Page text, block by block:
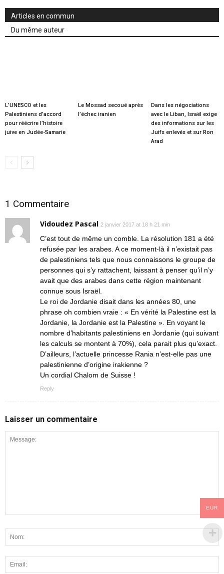
Articles en commun
Du même auteur
L’UNESCO et les
Palestiniens d’accord
pour réécrire l’histoire
juive en Judée-Samarie
Le Mossad secoué après
l’échec iranien
Dans les négociations
avec le Liban, Israël exige
des informations sur les
Juifs enlevés et sur Ron
Arad
1 Commentaire
Vidoudez Pascal 2 janvier 2017 at 18 h 21 min
C’est tout de même un comble. La résolution 181 a été
refusée par les arabes. A ce moment-là il n’existait pas
de palestiniens tels que nous connaissons le groupe de
personnes qui s’y rattachent, laissant à penser qu’il n’y
avait que des arabes dans cette région maintenant
connue sous Israël.
Le roi de Jordanie disait dans les années 80, une
phrase oh combien vraie : « En vérité la Palestine est la
Jordanie, la Jordanie est la Palestine ». En voyant le
nombre d’habitants palestiniens en Jordanie (qui suivant
les calculs se montent à 70%), cela parait plus qu’exact.
D’ailleurs, l’actuelle princesse Rania n’est-elle pas une
palestinienne d’origine irakienne ?
Un cordial Chalom de Suisse !
Reply
Laisser un commentaire
EUR